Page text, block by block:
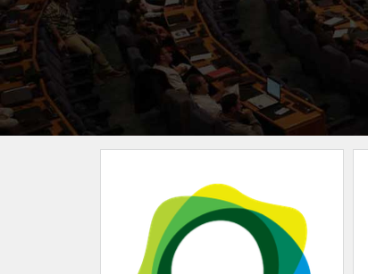
واتساپ شروع گفتگو
تلگرام @Armteam_admin_por
021-22021030
021-22021040
@alireza.mehrabii
@alirezamehrabi_com
@alirezamehrabi_official